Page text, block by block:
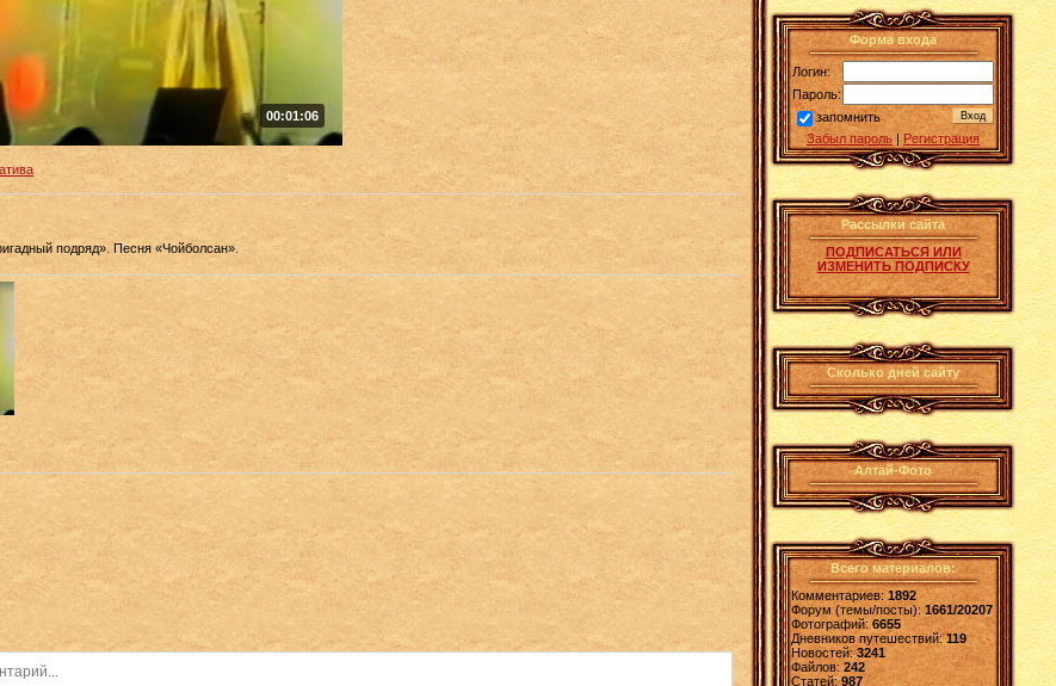
00:01:06
подряд». Песня «Чойболсан».
Форма входа
Логин:
Пароль:
запомнить
Забыл пароль | Регистрация
Рассылки сайта
ПОДПИСАТЬСЯ ИЛИ
ИЗМЕНИТЬ ПОДПИСКУ
Сколько дней сайту
Алтай-Фото
Всего материалов:
Комментариев: 1892
Форум (темы/посты):1661/20207
Фотографий:6655
Дневников путешествий:119
Новостей:3241
Файлов: 242
Статей:987